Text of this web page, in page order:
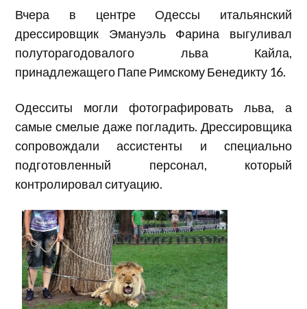
Вчера в центре Одессы итальянский
дрессировщик Эмануэль Фарина выгуливал
полуторагодовалого льва Кайла,
принадлежащего Папе Римскому Бенедикту 16.
Одесситы могли фотографировать льва, а
самые смелые даже погладить. Дрессировщика
сопровождали ассистенты и специально
подготовленный персонал, который
контролировал ситуацию.